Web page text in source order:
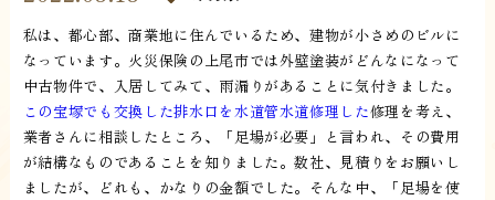
私は、都心部、商業地に住んでいるため、建物が小さめのビルに
なっています。火災保険の上尾市では外壁塗装がどんなになって
中古物件で、入居してみて、雨漏りがあることに気付きました。
この宝塚でも交換した排水口を水道管水道修理した修理を考え、
業者さんに相談したところ、「足場が必要」と言われ、その費用
が結構なものであることを知りました。数社、見積りをお願いし
ましたが、どれも、かなりの金額でした。そんな中、「足場を使